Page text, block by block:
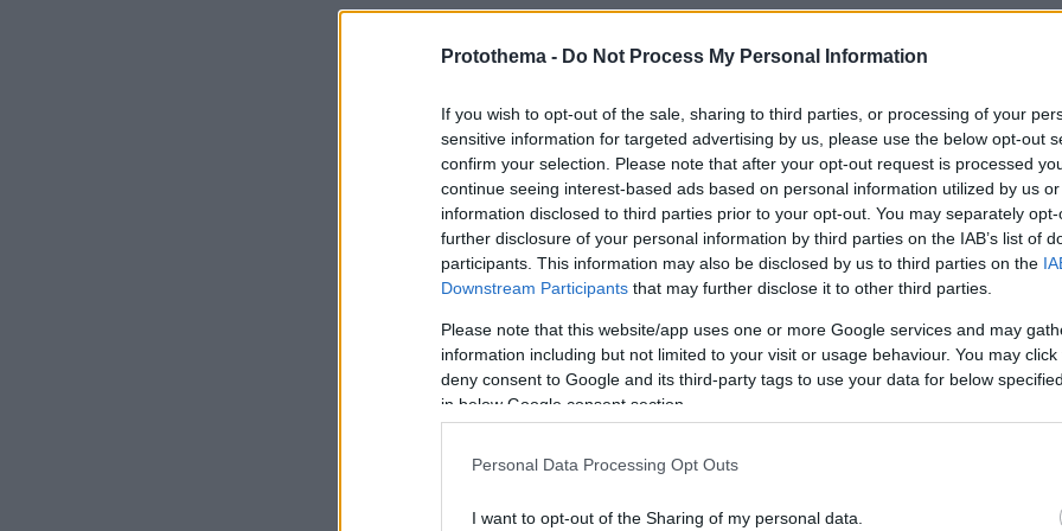
Protothema - Do Not Process My Personal Information
If you wish to opt-out of the sale, sharing to third parties, or processing of your
sensitive information for targeted advertising by us, please use the below opt-out
confirm your selection. Please note that after your opt-out request is processed
continue seeing interest-based ads based on personal information utilized by us
information disclosed to third parties prior to your opt-out. You may separately
further disclosure of your personal information by third parties on the IAB’s list of
participants. This information may also be disclosed by us to third parties on the
Downstream Participants that may further disclose it to other third parties.
Please note that this website/app uses one or more Google services and may
information including but not limited to your visit or usage behaviour. You may
deny consent to Google and its third-party tags to use your data for below
in below Google consent section.
Personal Data Processing Opt Outs
I want to opt-out of the Sharing of my personal data.
δασμούς» είπε ο Ντόναλντ Τραμπ υποδεχόμενος τη
Μελόνι
Σκοτώθηκε 27χρονη σε τροχαίο στη Φωκίδα - Το ΙΧ
σε γκρεμό, την απεγκλώβισαν πυροσβέστες με βάρκες
Γιατί το Νταγκεστάν έγινε φυτώριο πρωταθλητών του
ετών